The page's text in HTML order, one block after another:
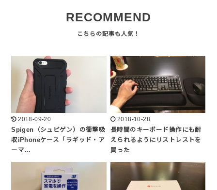
RECOMMEND
2018-09-20
Spigen（シュピゲン）の衝撃吸
収iPhoneケース「ラギッド・ア
ーマ…
2018-10-28
長時間のキーボード操作にも耐
えられるようにリストレストを
買った